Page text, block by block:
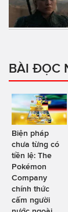
BÀI ĐỌC
Biện pháp
chưa từng có
tiền lệ: The
Pokémon
Company
chính thức
cấm người